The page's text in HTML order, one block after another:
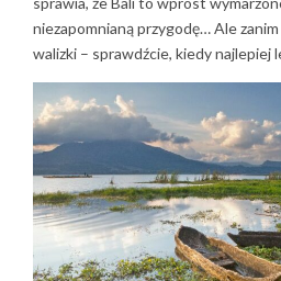
niezapomnianą przygodę… Ale
walizki – sprawdźcie, kiedy najlepiej